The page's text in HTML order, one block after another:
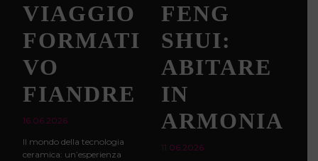
VIAGGIO
FORMATI
VO
FIANDRE
16.06.2026
Il mondo della tecnologia
ceramica: un’esperienza
FENG
SHUI:
ABITARE
IN
ARMONIA
11.06.2026